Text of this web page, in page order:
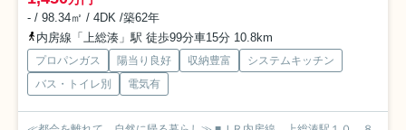
- / 98.34㎡ / 4DK /築62年
内房線「上総湊」駅 徒歩99分車15分 10.8km
プロパンガス 陽当り良好 収納豊富
システムキッチン
バス・トイレ別
電気有